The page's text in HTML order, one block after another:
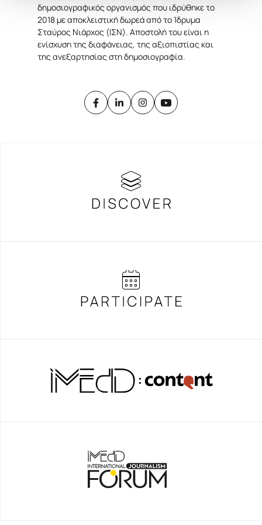
ΚΥΝΗΓΩΝΤΑΣ ΤΟΥΣ ΙΝΤΙΑΝΑ
ΤΖΟΟΥΝΣ ΣΤΟ ΜΑΝΧΑΤΑΝ
Mute – H ΣΙΩΠΗΛΗ ΒΙΑ ΤΗΣ
ΜΕΣΟΤΟΙΧΙΑΣ
podcast
δημοσιογραφικός οργανισμός που ιδρύθηκε το
2018 με αποκλειστική δωρεά από το Ίδρυμα
Σταύρος Νιάρχος (ΙΣΝ). Αποστολή του είναι η
ενίσχυση της διαφάνειας, της αξιοπιστίας και
της ανεξαρτησίας στη δημοσιογραφία.